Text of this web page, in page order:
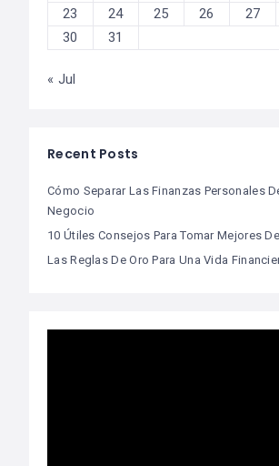
23
24 25 26 27
30
31
« Jul
Recent Posts
Cómo Separar Las Finanzas Personales
Negocio
10 Útiles Consejos Para Tomar Mejores
Las Reglas De Oro Para Una Vida